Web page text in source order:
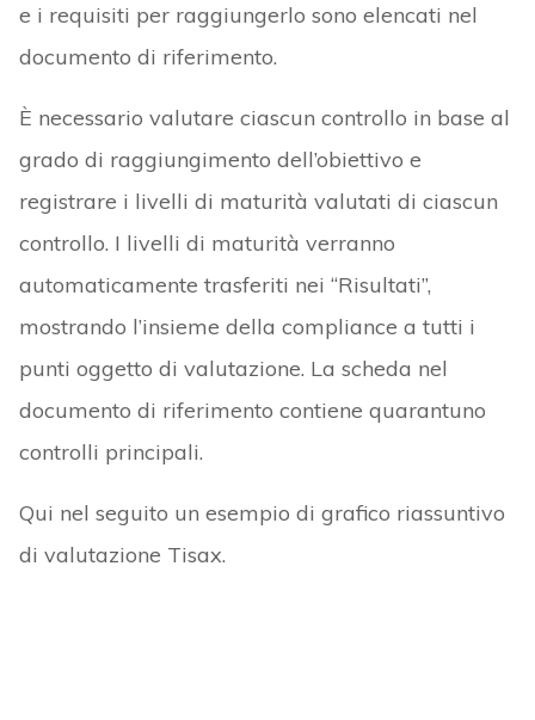
e i requisiti per raggiungerlo sono elencati nel
documento di riferimento.
È necessario valutare ciascun controllo in base al
grado di raggiungimento dell’obiettivo e
registrare i livelli di maturità valutati di ciascun
controllo. I livelli di maturità verranno
automaticamente trasferiti nei “Risultati”,
mostrando l’insieme della compliance a tutti i
punti oggetto di valutazione. La scheda nel
documento di riferimento contiene quarantuno
controlli principali.
Qui nel seguito un esempio di grafico riassuntivo
di valutazione Tisax.